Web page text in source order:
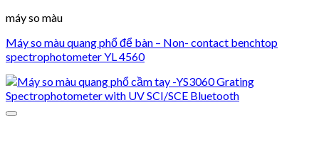
máy so màu
Máy so màu quang phổ để bàn – Non- contact benchtop
spectrophotometer YL 4560